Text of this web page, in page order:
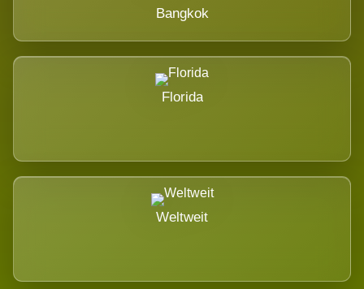
Bangkok
Florida
Weltweit